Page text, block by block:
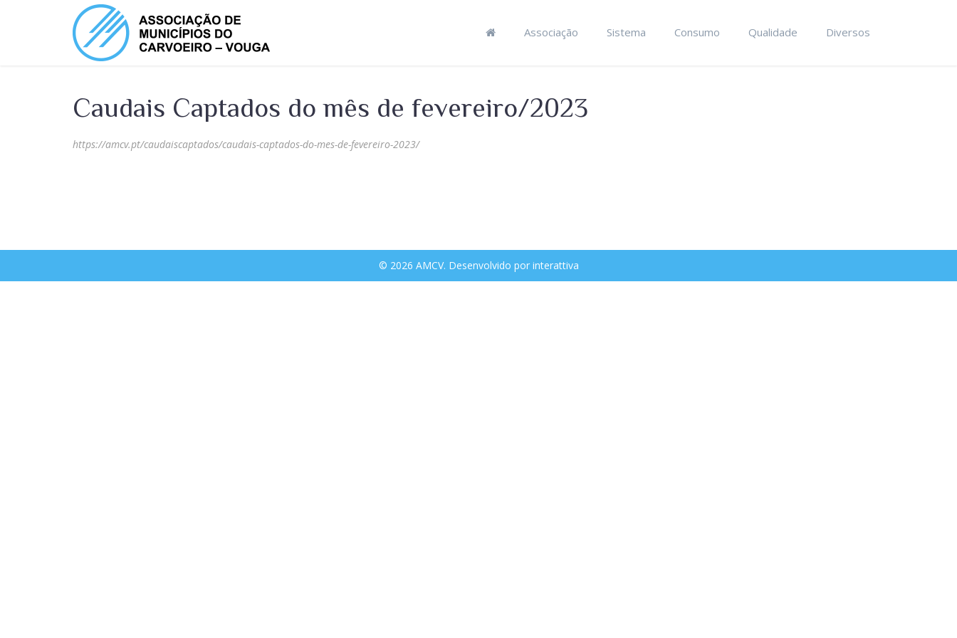
Associação Sistema Consumo Qualidade Diversos
Caudais Captados do mês de fevereiro/2023
https://amcv.pt/caudaiscaptados/caudais-captados-do-mes-de-fevereiro-2023/
© 2026 AMCV. Desenvolvido por interattiva